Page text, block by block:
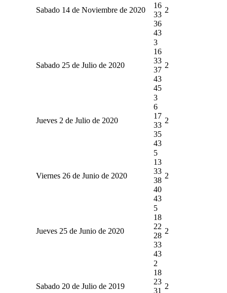
Sabado 14 de Noviembre de 2020
16
33
36
43
2
Sabado 25 de Julio de 2020
3
16
33
37
43
45
2
Jueves 2 de Julio de 2020
3
6
17
33
35
43
2
Viernes 26 de Junio de 2020
5
13
33
38
40
43
2
Jueves 25 de Junio de 2020
5
18
22
28
33
43
2
Sabado 20 de Julio de 2019
2
18
23
31
2